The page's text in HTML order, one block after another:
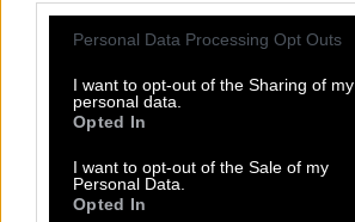
Personal Data Processing Opt Outs
I want to opt-out of the Sharing of my
personal data.
Opted In
I want to opt-out of the Sale of my
Personal Data.
Opted In
Q
S
R
E